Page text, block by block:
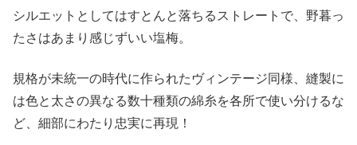
シルエットとしてはすとんと落ちるストレートで、野暮っ
たさはあまり感じずいい塩梅。
規格が未統一の時代に作られたヴィンテージ同様、縫製に
は色と太さの異なる数十種類の綿糸を各所で使い分けるな
ど、細部にわたり忠実に再現！